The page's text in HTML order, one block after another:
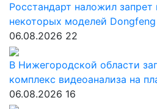
Росстандарт наложил
некоторых моделей
06.08.2026 22
В Нижегородской области
комплекс видеоанализа на
06.08.2026 16